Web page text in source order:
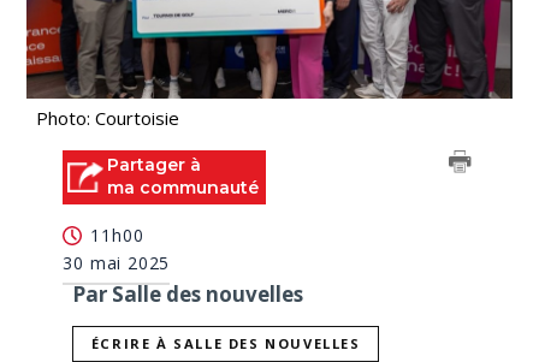
Photo: Courtoisie
Partager à
ma communauté
11h00
30 mai 2025
Par Salle des nouvelles
ÉCRIRE À SALLE DES NOUVELLES